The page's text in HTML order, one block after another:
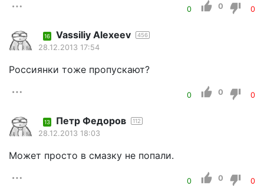
0 0 0
16 Vassiliy Alexeev 456
28.12.2013 17:54
Россиянки тоже пропускают?
0 0 0
13 Петр Федоров 112
28.12.2013 18:03
Может просто в смазку не попали.
0 0 0